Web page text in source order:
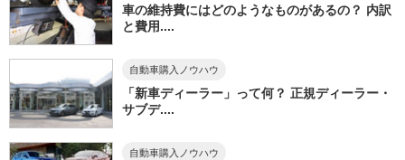
車の維持費にはどのようなものがあるの？ 内訳
と費用....
自動車購入ノウハウ
「新車ディーラー」って何？ 正規ディーラー・
サブデ....
自動車購入ノウハウ